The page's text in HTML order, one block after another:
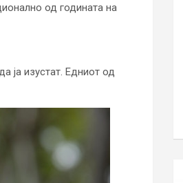
од годината на
ја изустат. Едниот од